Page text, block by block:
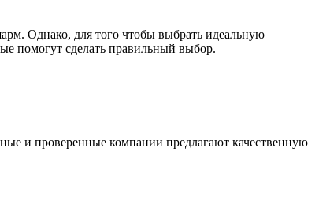
Однако, для того чтобы выбрать идеальную
помогут сделать правильный выбор.
и проверенные компании предлагают качественную